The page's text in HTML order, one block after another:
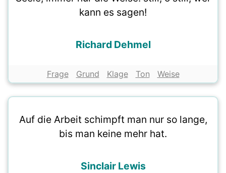
kann es sagen!
Richard Dehmel
Frage Grund Klage Ton Weise
Auf die Arbeit schimpft man nur so lange,
bis man keine mehr hat.
Sinclair Lewis